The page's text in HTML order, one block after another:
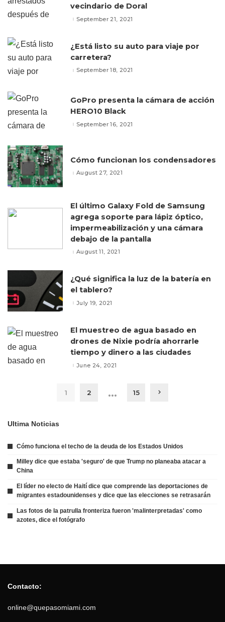
vecindario de Doral
September 21, 2021
¿Está listo su auto para viaje por
carretera?
September 18, 2021
GoPro presenta la cámara de acción
HERO10 Black
September 16, 2021
Cómo funcionan los condensadores
August 27, 2021
El último Galaxy Fold de Samsung
agrega soporte para lápiz óptico,
impermeabilización y una cámara
debajo de la pantalla
August 11, 2021
¿Qué significa la luz de la batería en
el tablero?
July 19, 2021
El muestreo de agua basado en
drones de Nixie podría ahorrarle
tiempo y dinero a las ciudades
June 24, 2021
1 2 … 15
Ultima Noticias
Cómo funciona el techo de la deuda de los Estados Unidos
Milley dice que estaba 'seguro' de que Trump no planeaba atacar a
China
El líder no electo de Haití dice que comprende las deportaciones de
migrantes estadounidenses y dice que las elecciones se retrasarán
Las fotos de la patrulla fronteriza fueron 'malinterpretadas' como
azotes, dice el fotógrafo
Contacto:
online@quepasomiami.com